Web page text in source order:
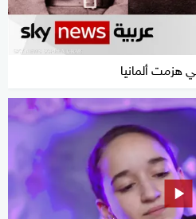
هزمت ألمانيا